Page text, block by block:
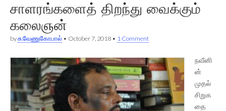
சாளரங்களைத் திறந்து வைக்கும்
கலைஞன்
byசு.வேணுகோபால் • October 7, 2018 • 1 Comment
நவீனி
ன்
முதல்
சிறுக
தை